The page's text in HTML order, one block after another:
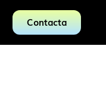
Contacta